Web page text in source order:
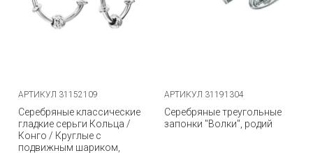
АРТИКУЛ 31152109
Серебряные классические
гладкие серьги Кольца /
Конго / Круглые с
подвижным шариком,
АРТИКУЛ 31191304
Серебряные треугольные
запонки "Волки", родий